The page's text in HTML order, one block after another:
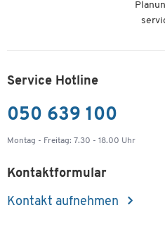
Service Hotline
050 639 100
Montag - Freitag: 7.30 - 18.00 Uhr
Kontaktformular
Kontakt aufnehmen